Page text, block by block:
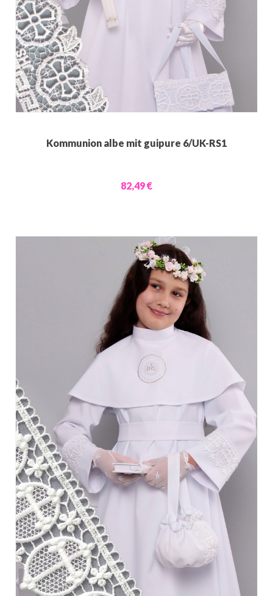
Kommunion albe mit guipure 6/UK-RS1
82,49 €